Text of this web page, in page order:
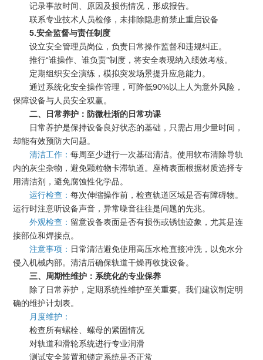
记录事故时间、原因及损伤情况，形成报告。
联系专业技术人员检修，未排除隐患前禁止重启设备
5.安全监督与责任制度
设立安全管理员岗位，负责日常操作监督和违规纠正。
推行“谁操作、谁负责”制度，将安全表现纳入绩效考核。
定期组织安全演练，模拟突发场景提升应急能力。
通过系统化安全操作管理，可降低90%以上人为意外风险，
保障设备与人员安全双赢。
二、日常养护：防微杜渐的日常功课
日常养护是保持设备良好状态的基础，只需占用少量时间，
却能有效预防大问题。
清洁工作：每周至少进行一次基础清洁。使用软布清除导轨
内的灰尘杂物，避免颗粒物卡滞轨道。座椅表面根据材质选择专
用清洁剂，避免腐蚀性化学品。
运行检查：每次伸缩操作前，检查轨道区域是否有障碍物。
运行时注意听设备声音，异常噪音往往是问题的先兆。
外观检查： 留意设备表面是否有损伤或锈蚀迹象，尤其是连
接部位和焊接点。
注意事项： 日常清洁避免使用高压水枪直接冲洗，以免水分
侵入机械内部。清洁后确保轨道干燥再收拢设备。
三、周期性维护：系统化的专业保养
除了日常养护，定期系统性维护至关重要。我们建议制定明
确的维护计划表。
月度维护：
检查所有螺栓、螺母的紧固情况
对轨道和滑轮系统进行专业润滑
测试安全装置和锁定系统是否正常